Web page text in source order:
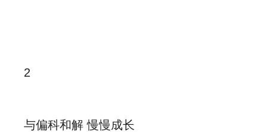
2
与偏科和解 慢慢成长